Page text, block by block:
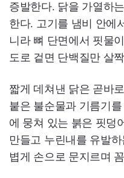
증발한다. 닭을 가열하
한다. 고기를 냄비 안에
니라 뼈 단면에서 핏물
도로 겉면 단백질만 살
짧게 데쳐낸 닭은 곧바
붙은 불순물과 기름기
에 뭉쳐 있는 붉은 핏덩
만들고 누린내를 유발
볍게 손으로 문지르며